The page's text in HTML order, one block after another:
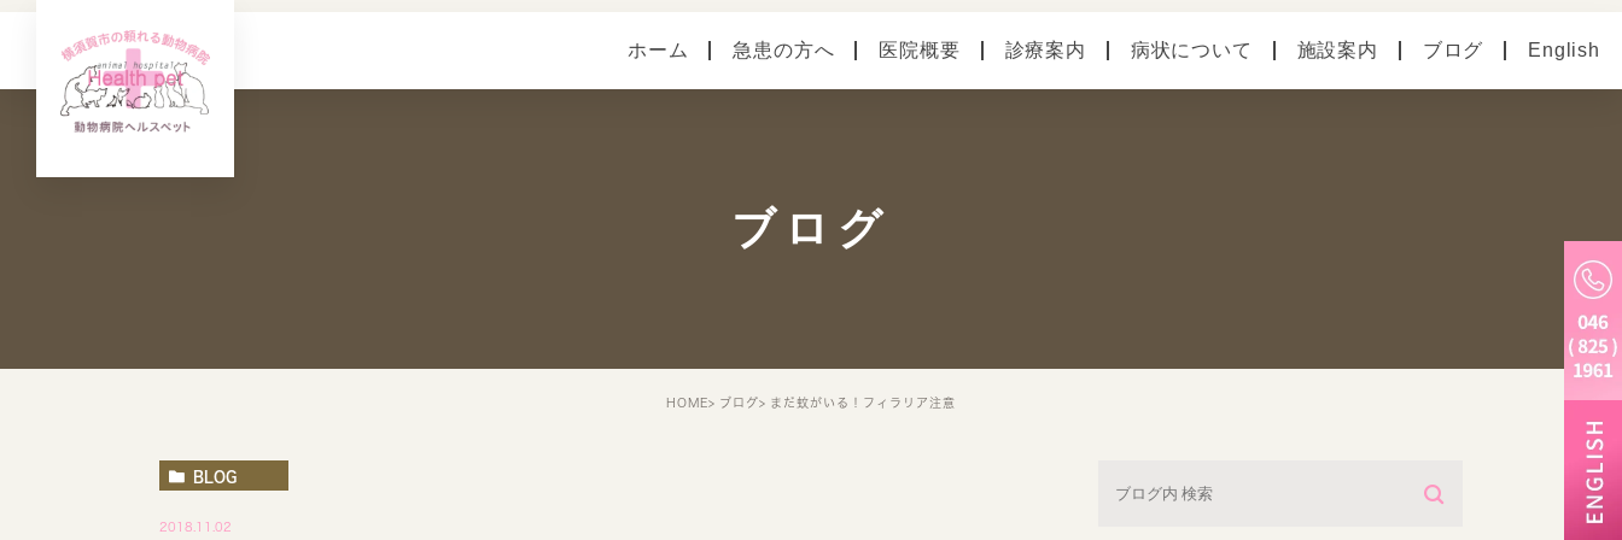
ホーム 急患の方へ 医院概要
本院（横須賀中央）
院内・設備システム
診療案内 病状について 施設案内 ブログ English
ブログ
HOME ブログ まだ蚊がいる！フィラリア注意
BLOG
2018.11.02